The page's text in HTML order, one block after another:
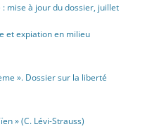
: mise à jour du dossier, juillet
et expiation en milieu
». Dossier sur la liberté
» (C. Lévi-Strauss)